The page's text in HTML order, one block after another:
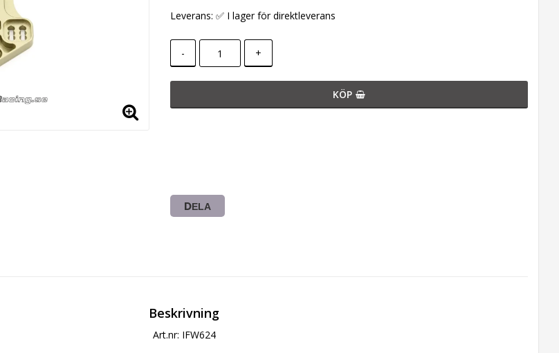
Leverans:✅ I lager för direktleverans
- +
KÖP
DELA
Beskrivning
Art.nr: IFW624